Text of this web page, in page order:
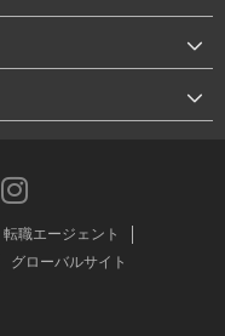
転職エージェント
グローバルサイト